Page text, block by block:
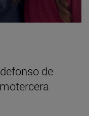
de